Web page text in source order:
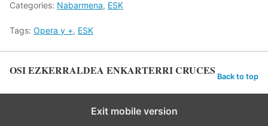
Categories: Nabarmena, ESK
Tags: Opera y +, ESK
OSI EZKERRALDEA ENKARTERRI CRUCES Back to top
Exit mobile version